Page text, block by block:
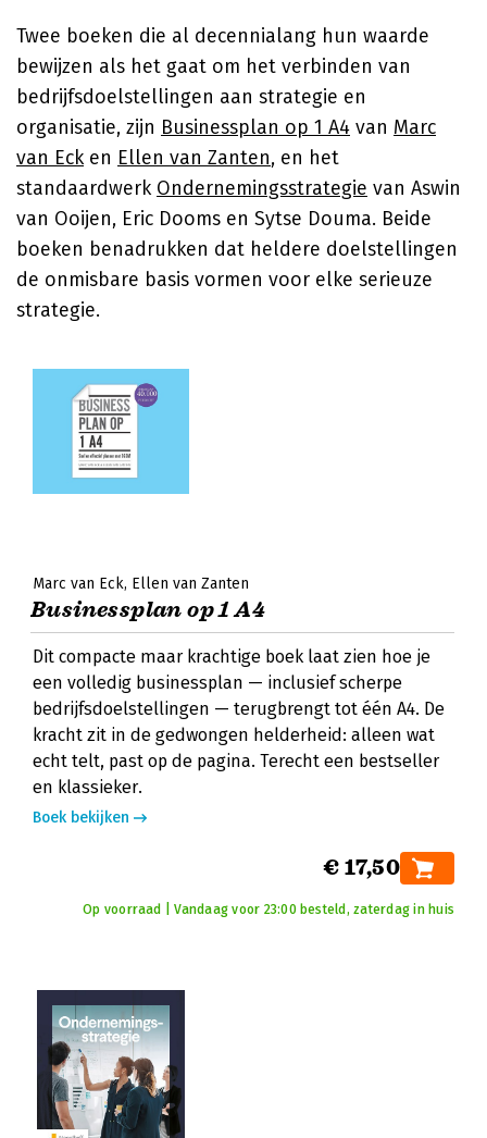
Twee boeken die al decennialang hun waarde
bewijzen als het gaat om het verbinden van
bedrijfsdoelstellingen aan strategie en
organisatie, zijn Businessplan op 1 A4 van Marc
van Ecken Ellen van Zanten, en het
standaardwerk Ondernemingsstrategie van Aswin
van Ooijen, Eric Dooms en Sytse Douma. Beide
boeken benadrukken dat heldere doelstellingen
de onmisbare basis vormen voor elke serieuze
strategie.
Marc van Eck Ellen van Zanten
Businessplan op 1 A4
Dit compacte maar krachtige boek laat zien hoe je
een volledig businessplan — inclusief scherpe
bedrijfsdoelstellingen — terugbrengt tot één A4. De
kracht zit in de gedwongen helderheid: alleen wat
echt telt, past op de pagina. Terecht een bestseller
en klassieker.
Boek bekijken
€ 17,50
Op voorraad | Vandaag voor 23:00 besteld, zaterdag in huis